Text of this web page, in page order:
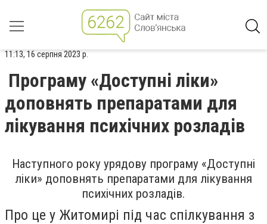
11:13, 16 серпня 2023 р.
Програму «Доступні ліки»
доповнять препаратами для
лікування психічних розладів
Наступного року урядову програму «Доступні
ліки» доповнять препаратами для лікування
психічних розладів.
Про це у Житомирі під час спілкування з